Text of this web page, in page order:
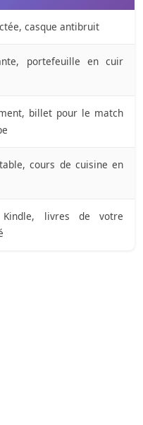
casque antibruit
portefeuille en cuir
billet pour le match
cours de cuisine en
Kindle, livres de votre